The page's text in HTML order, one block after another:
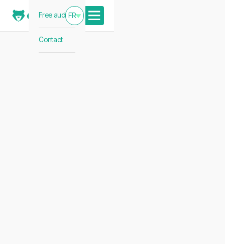
FR
Free audit
Contact